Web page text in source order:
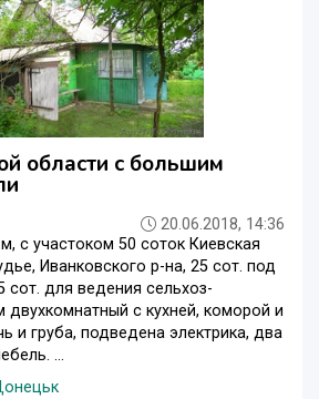
области с большим
20.06.2018, 14:36
с участоком 50 соток Киевская
Иванковского р-на, 25 сот. под
сот. для ведения сельхоз-
двухкомнатный с кухней, коморой и
и груба, подведена электрика, два
...